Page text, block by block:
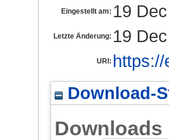
Eingestellt am: 19
Letzte Änderung: 19
URI:
Download-
Downloads